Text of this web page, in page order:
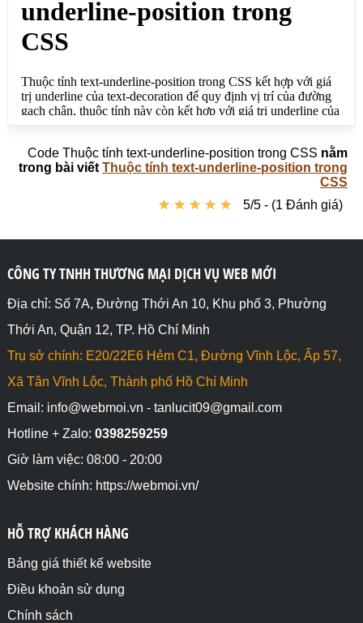
CO<sub>2</sub></p>
<p class="underline-don" style="text-underline-
position: under;">text-underline-position: under;
</body>
</html>
Code Thuộc tính text-underline-position trong CSS nằm
trong bài viết Thuộc tính text-underline-position trong
CSS
★ ★ ★ ★ ★
★ ★ ★ ★ ★ 5/5 - (1 Đánh giá)
CÔNG TY TNHH THƯƠNG MẠI DỊCH VỤ WEB MỚI
Địa chỉ: Số 7A, Đường Thới An 10, Khu phố 3, Phường
Thới An, Quận 12, TP. Hồ Chí Minh
Trụ sở chính: E20/22E6 Hẻm C1, Đường Vĩnh Lộc, Ấp 57,
Xã Tân Vĩnh Lộc, Thành phố Hồ Chí Minh
Email: info@webmoi.vn - tanlucit09@gmail.com
Hotline + Zalo: 0398259259
Giờ làm việc: 08:00 - 20:00
Website chính: https://webmoi.vn/
HỖ TRỢ KHÁCH HÀNG
Bảng giá thiết kế website
Điều khoản sử dụng
Chính sách